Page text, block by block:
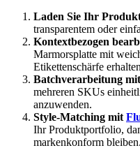
Laden Sie Ihr
transparentem oder
Kontextbezogen
Marmorsplatte mit
Etikettenschärfe
Batchverarbeitung mit
mehreren SKUs
anzuwenden.
Style-Matching mit
Ihr Produktportfolio,
markenkonform bleiben.